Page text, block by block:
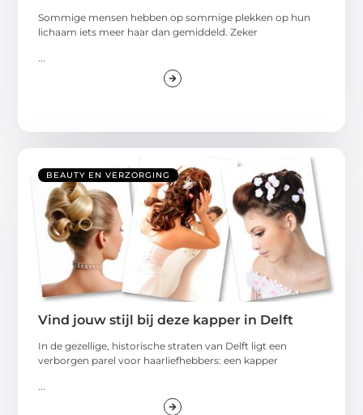
Sommige mensen hebben op sommige plekken op hun
lichaam iets meer haar dan gemiddeld. Zeker
BEAUTY EN VERZORGING
Vind jouw stijl bij deze kapper in Delft
In de gezellige, historische straten van Delft ligt een
verborgen parel voor haarliefhebbers: een kapper
...